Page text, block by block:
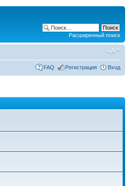
Расширенный поиск
FAQ Регистрация Вход